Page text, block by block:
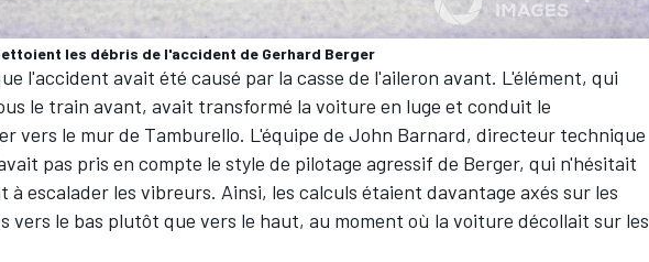
les débris de l'accident de Gerhard Berger
l'accident avait été causé par la casse de l'aileron avant. L'élément, qui
le train avant, avait transformé la voiture en luge et conduit le
vers le mur de Tamburello. L'équipe de John Barnard, directeur technique
pas pris en compte le style de pilotage agressif de Berger, qui n'hésitait
à escalader les vibreurs. Ainsi, les calculs étaient davantage axés sur les
vers le bas plutôt que vers le haut, au moment où la voiture décollait sur les